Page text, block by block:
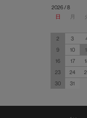
2026 / 8
日
月
2
3
9
10
16
17
23
24
30
31